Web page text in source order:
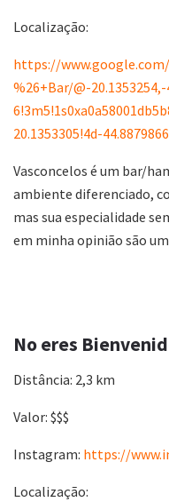
Localização:
https://
%26+Bar/@-
20.1353305!4d-
Vasconcelos é um bar/
ambiente diferenciado,
mas sua especialidade
em minha opinião são
No eres
Distância: 2,3 km
Valor: $$$
Instagram: https://
Localização: